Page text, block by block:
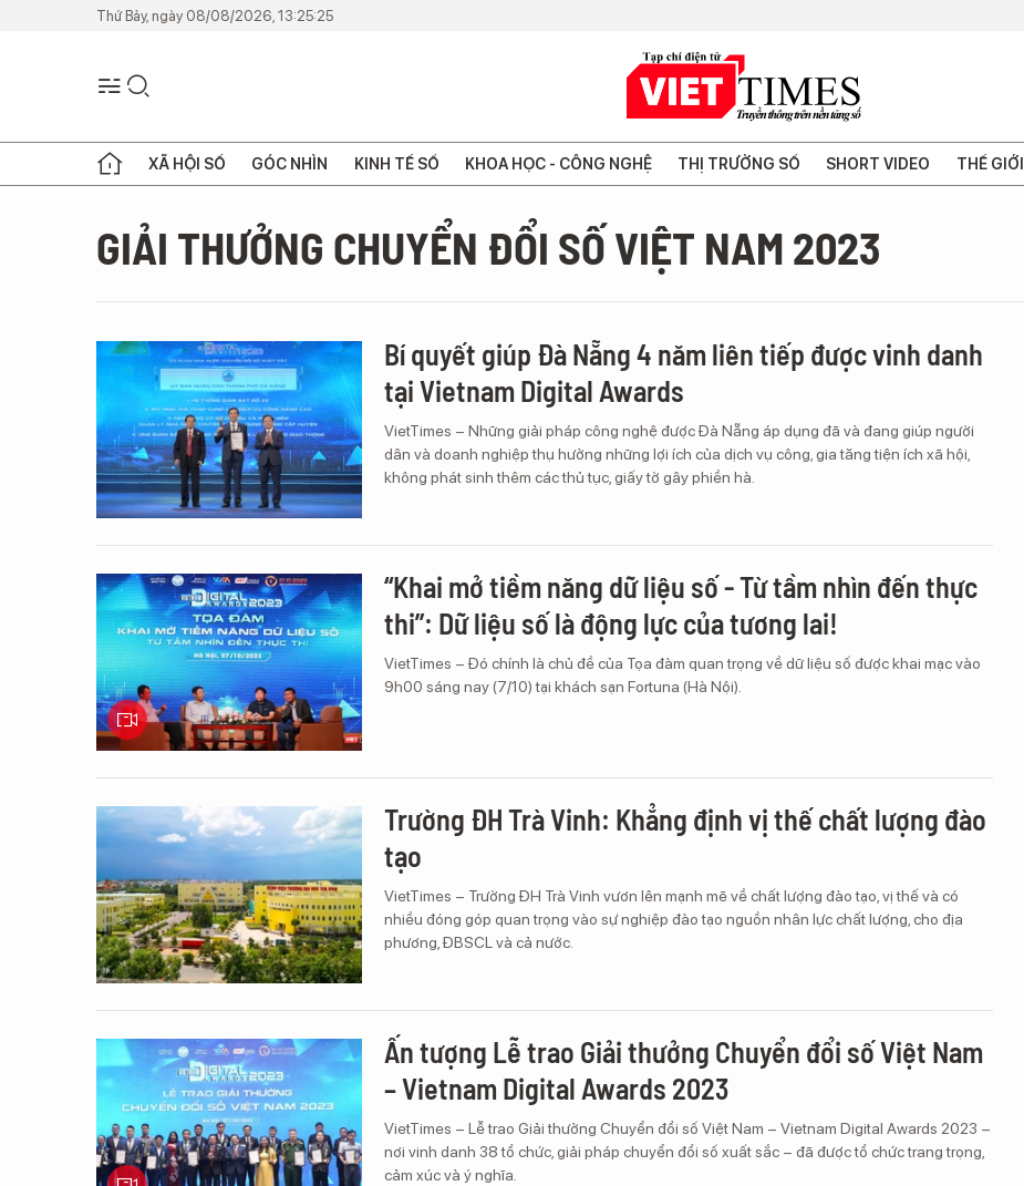
Thứ Bảy, ngày 08/08/2026, 13:25:25
XÃ HỘI SỐ GÓC NHÌN KINH TẾ SỐ KHOA HỌC - CÔNG NGHỆ THỊ TRƯỜNG SỐ SHORT VIDEO THẾ GIỚI
GIẢI THƯỞNG CHUYỂN ĐỔI SỐ VIỆT NAM 2023
Bí quyết giúp Đà Nẵng 4 năm liên tiếp được vinh danh
tại Vietnam Digital Awards
VietTimes – Những giải pháp công nghệ được Đà Nẵng áp dụng đã và đang giúp người
dân và doanh nghiệp thụ hưởng những lợi ích của dịch vụ công, gia tăng tiện ích xã hội,
không phát sinh thêm các thủ tục, giấy tờ gây phiền hà.
“Khai mở tiềm năng dữ liệu số - Từ tầm nhìn đến thực
thi”: Dữ liệu số là động lực của tương lai!
VietTimes – Đó chính là chủ đề của Tọa đàm quan trọng về dữ liệu số được khai mạc vào
9h00 sáng nay (7/10) tại khách sạn Fortuna (Hà Nội).
Trường ĐH Trà Vinh: Khẳng định vị thế chất lượng đào
tạo
VietTimes – Trường ĐH Trà Vinh vươn lên mạnh mẽ về chất lượng đào tạo, vị thế và có
nhiều đóng góp quan trọng vào sự nghiệp đào tạo nguồn nhân lực chất lượng, cho địa
phương, ĐBSCL và cả nước.
Ấn tượng Lễ trao Giải thưởng Chuyển đổi số Việt Nam
– Vietnam Digital Awards 2023
VietTimes – Lễ trao Giải thưởng Chuyển đổi số Việt Nam – Vietnam Digital Awards 2023 –
nơi vinh danh 38 tổ chức, giải pháp chuyển đổi số xuất sắc – đã được tổ chức trang trọng,
cảm xúc và ý nghĩa.